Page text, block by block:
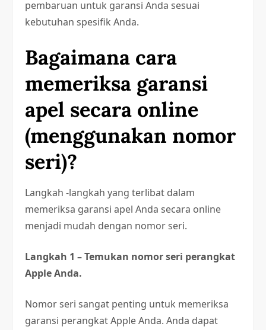
pembaruan untuk garansi Anda sesuai
kebutuhan spesifik Anda.
Bagaimana cara
memeriksa garansi
apel secara online
(menggunakan nomor
seri)?
Langkah -langkah yang terlibat dalam
memeriksa garansi apel Anda secara online
menjadi mudah dengan nomor seri.
Langkah 1 – Temukan nomor seri perangkat
Apple Anda.
Nomor seri sangat penting untuk memeriksa
garansi perangkat Apple Anda. Anda dapat